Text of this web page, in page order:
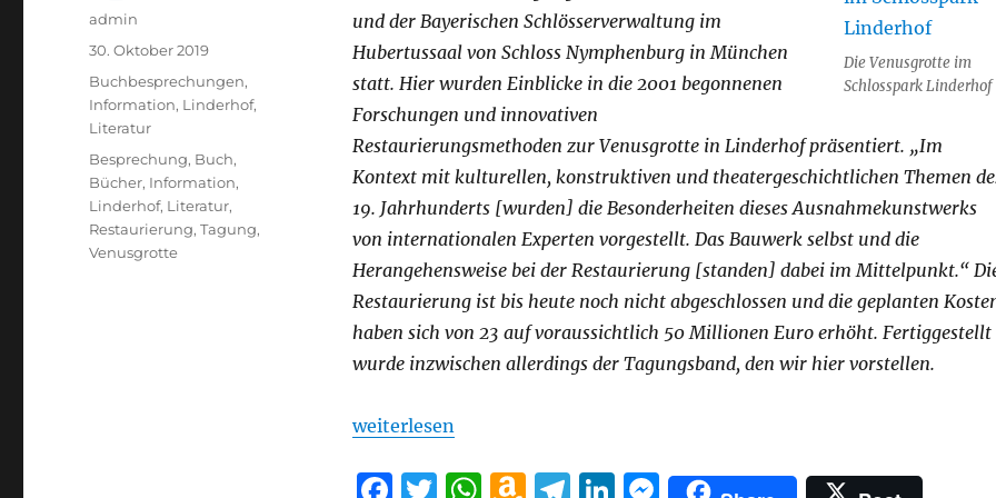
Die Venusgrotte im
Schlosspark Linderhof
und der Bayerischen Schlösserverwaltung im
Hubertussaal von Schloss Nymphenburg in München
statt. Hier wurden Einblicke in die 2001 begonnenen
Forschungen und innovativen
Restaurierungsmethoden zur Venusgrotte in Linderhof präsentiert. „Im
Kontext mit kulturellen, konstruktiven und theatergeschichtlichen Themen
19. Jahrhunderts [wurden] die Besonderheiten dieses Ausnahmekunstwerks
von internationalen Experten vorgestellt. Das Bauwerk selbst und die
Herangehensweise bei der Restaurierung [standen] dabei im Mittelpunkt.“
Restaurierung ist bis heute noch nicht abgeschlossen und die geplanten
haben sich von 23 auf voraussichtlich 50 Millionen Euro erhöht. Fertiggestellt
wurde inzwischen allerdings der Tagungsband, den wir hier vorstellen.
„„Die Venusgrotte im Schlosspark Linderhof“ – Tagungsband“
weiterlesen
Autor
admin
Veröffentlicht
30. Oktober 2019
Kategorien
Buchbesprechungen,
Information, Linderhof,
Literatur
Schlagwörter
Besprechung, Buch,
Bücher, Information,
Linderhof, Literatur,
Restaurierung,Tagung,
Venusgrotte